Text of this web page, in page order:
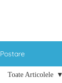
Postare
Toate Articolele